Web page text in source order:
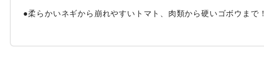
●柔らかいネギから崩れやすいトマト、肉類から硬いゴボウまで！